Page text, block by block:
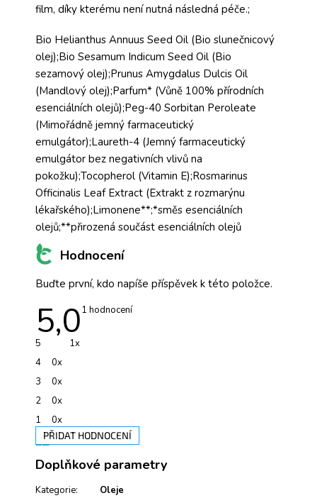
film, díky kterému není nutná následná péče.;
Bio Helianthus Annuus Seed Oil (Bio slunečnicový
olej);Bio Sesamum Indicum Seed Oil (Bio
sezamový olej);Prunus Amygdalus Dulcis Oil
(Mandlový olej);Parfum* (Vůně 100% přírodních
esenciálních olejů);Peg-40 Sorbitan Peroleate
(Mimořádně jemný farmaceutický
emulgátor);Laureth-4 (Jemný farmaceutický
emulgátor bez negativních vlivů na
pokožku);Tocopherol (Vitamin E);Rosmarinus
Officinalis Leaf Extract (Extrakt z rozmarýnu
lékařského);Limonene**;*směs esenciálních
olejů;**přirozená součást esenciálních olejů
Hodnocení
Buďte první, kdo napíše příspěvek k této položce.
5,0Průměrné
1 hodnocení
5
1x
4
0x
3
0x
2
0x
1
0x
PŘIDAT HODNOCENÍ
ý
i
Doplňkové parametry
Kategorie: Oleje